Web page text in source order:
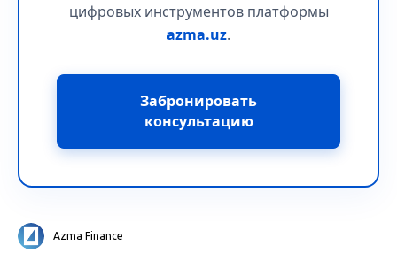
цифровых инструментов платформы
azma.uz.
Забронировать
консультацию
Azma Finance